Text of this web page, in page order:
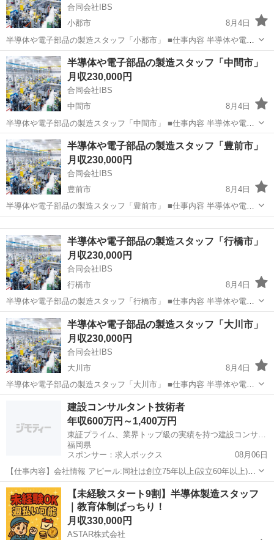
合同会社IBS
小郡市
8月4日
半導体や電子部品の製造スタッフ「小郡市」 ■仕事内容 半導体や電子
部品の製造スタッフとして、クリーンルーム内での装置操作や製品の
組み立て、検査、梱包作業などを担当します。スマートフォンや家
電、自動車などに使用される精...
福岡 小郡市 半導体 電子部品
半導体や電子部品の製造スタッフ「中間市」
月収230,000円
合同会社IBS
中間市
8月4日
半導体や電子部品の製造スタッフ「中間市」 ■仕事内容 半導体や電子
部品の製造スタッフとして、クリーンルーム内での装置操作や製品の
組み立て、検査、梱包作業などを担当します。スマートフォンや家
電、自動車などに使用される精...
福岡 中間市 半導体 電子部品
半導体や電子部品の製造スタッフ「豊前市」
月収230,000円
合同会社IBS
豊前市
8月4日
半導体や電子部品の製造スタッフ「豊前市」 ■仕事内容 半導体や電子
部品の製造スタッフとして、クリーンルーム内での装置操作や製品の
組み立て、検査、梱包作業などを担当します。スマートフォンや家
電、自動車などに使用される精...半導体や電子部品の製造スタッフ「行橋市」
月収230,000円
合同会社IBS
行橋市
8月4日
半導体や電子部品の製造スタッフ「行橋市」 ■仕事内容 半導体や電子
部品の製造スタッフとして、クリーンルーム内での装置操作や製品の
組み立て、検査、梱包作業などを担当します。スマートフォンや家
電、自動車などに使用される精...
福岡 行橋市 半導体 電子部品
半導体や電子部品の製造スタッフ「大川市」
月収230,000円
合同会社IBS
大川市
8月4日
半導体や電子部品の製造スタッフ「大川市」 ■仕事内容 半導体や電子
部品の製造スタッフとして、クリーンルーム内での装置操作や製品の
組み立て、検査、梱包作業などを担当します。スマートフォンや家
電、自動車などに使用される精...
大川市 半導体 電子部品
建設コンサルタント技術者
年収600万円～1,400万円
東証プライム、業界トップ級の実績を持つ建設コンサルタント
福岡県
スポンサー：求人ボックス
08月06日
【仕事内容】会社情報 アピール:同社は創立75年以上(設立60年以上)、
技術力の高さを最大の強みとして発展してきた日本で最初の建設コン
サルタントです。人材への投資を優先課題に位置付けており、業界に
限らず全上場企業のなかでも高い給与...
正社員
【未経験スタート9割】半導体製造スタッフ
｜教育体制ばっちり！
月収330,000円
ASTAR株式会社